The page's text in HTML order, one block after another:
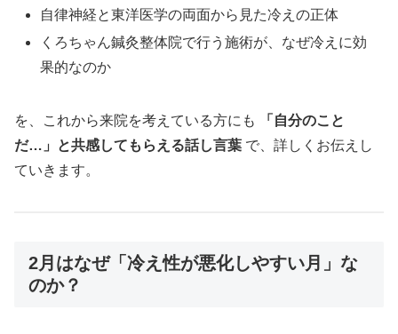
自律神経と東洋医学の両面から見た冷えの正体
くろちゃん鍼灸整体院で行う施術が、なぜ冷えに効
果的なのか
を、これから来院を考えている方にも
「自分のこと
だ…」と共感してもらえる話し言葉 で、詳しくお伝えし
ていきます。
2月はなぜ「冷え性が悪化しやすい月」な
のか？